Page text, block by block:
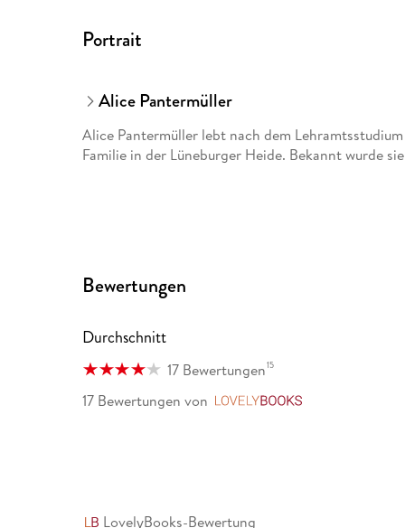
Portrait
Alice Pantermüller
Alice Pantermüller lebt nach dem
Familie in der Lüneburger Heide. Bekannt wurde
Bewertungen
Durchschnitt
17 Bewertungen15
17 Bewertungen von
LovelyBooks-Bewertung